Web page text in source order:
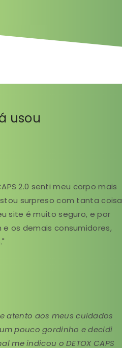
usou
2.0 senti meu corpo mais
surpreso com tanta coisa
site é muito seguro, e por
os demais consumidores,
atento aos meus cuidados
pouco gordinho e decidi
me indicou o DETOX CAPS